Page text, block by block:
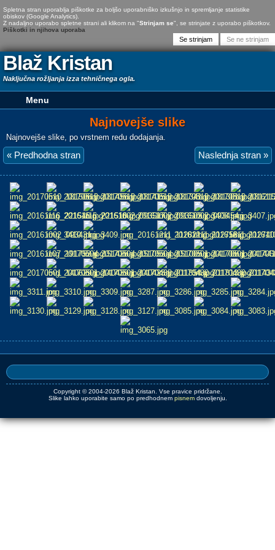
Spletna stran uporablja piškotke za boljšo uporabniško izkušnjo in spremljanje statistike
obiskov (Google Analytics).
Z nadaljno uporabo spletne strani ali klikom na "Strinjam se", se strinjate z uporabo piškotkov.
Piškotki in njihova uporaba
Blaž Kristan
Naključna rožljanja izza tehničnega ogla.
Najnovejše slike
Najnovejše slike, po vrstnem redu dodajanja.
« Predhodna stran Naslednja stran »
Copyright © 2004-2026 Blaž Kristan. Vse pravice pridržane.
Slike lahko uporabite samo po predhodnem pisnemdovoljenju.